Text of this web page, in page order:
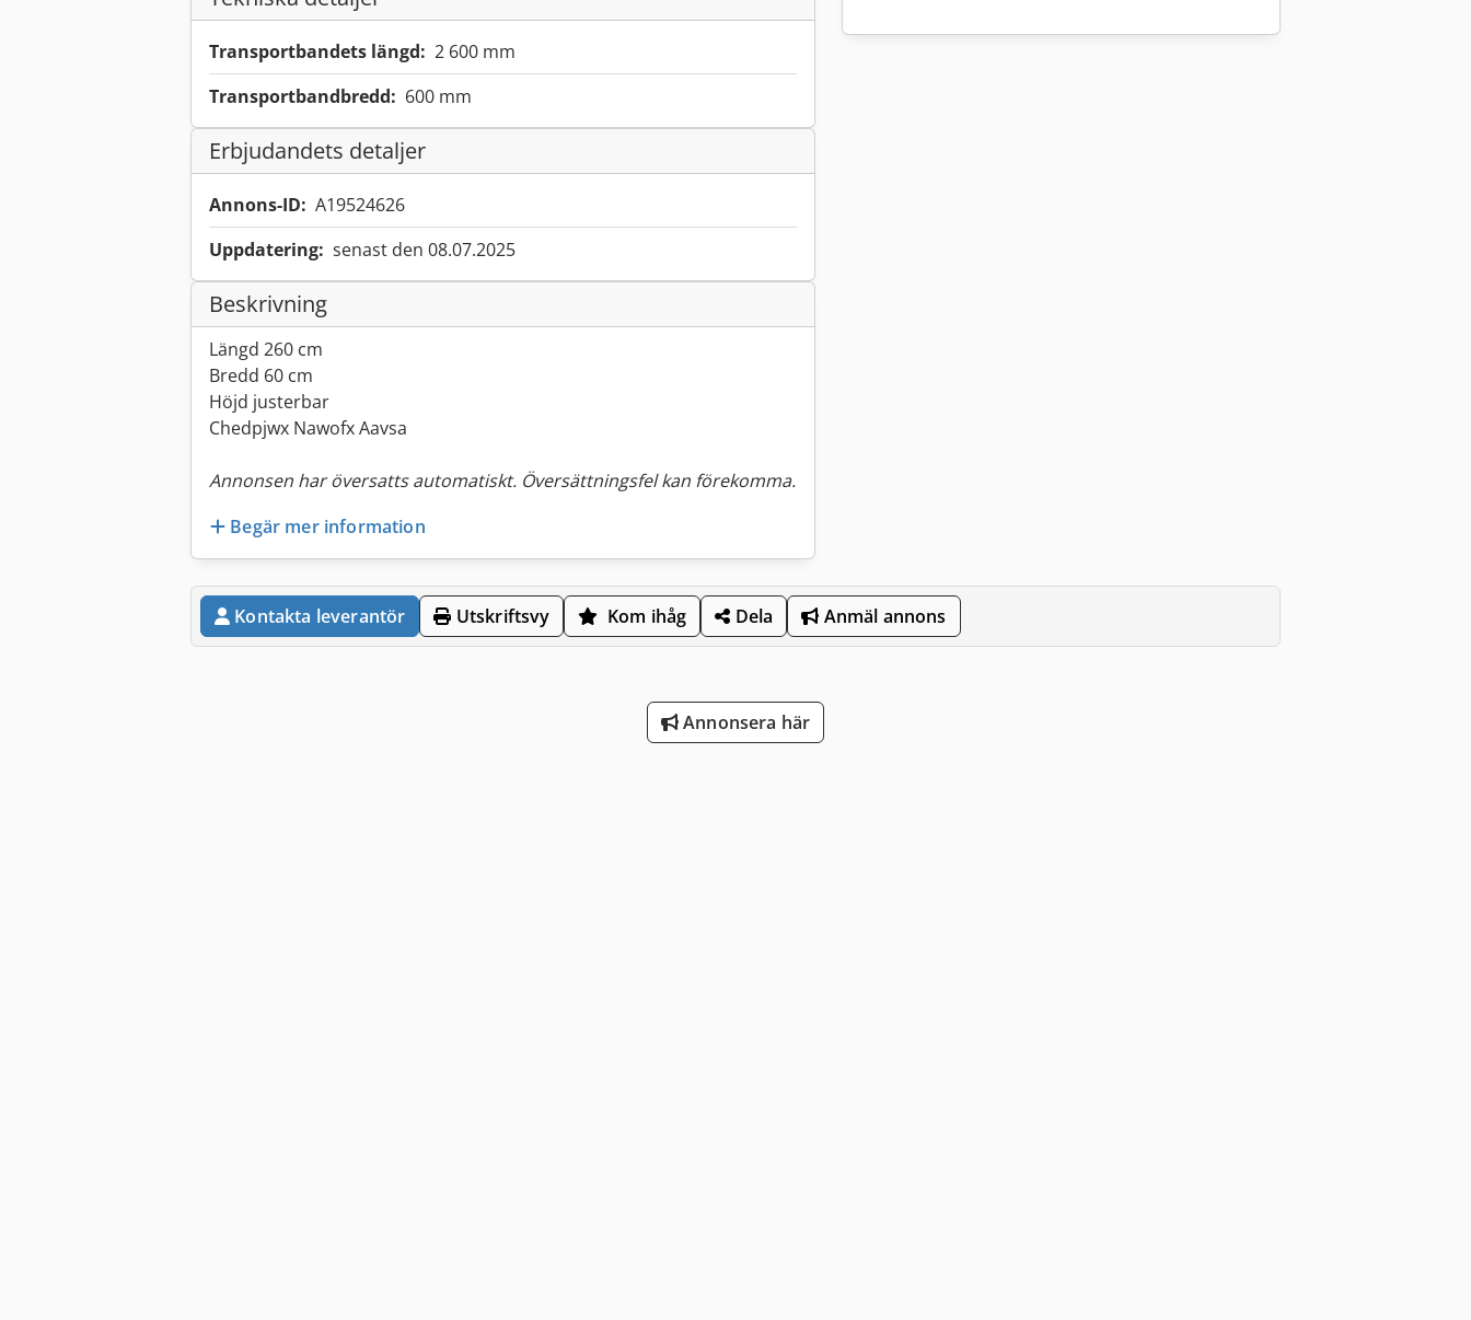
Transportbandets längd: 2 600 mm
Transportbandbredd: 600 mm
Erbjudandets detaljer
Annons-ID: A19524626
Uppdatering: senast den 08.07.2025
Beskrivning
Längd 260 cm
Bredd 60 cm
Höjd justerbar
Chedpjwx Nawofx Aavsa
Annonsen har översatts automatiskt. Översättningsfel kan förekomma.
Begär mer information
Kontakta leverantör Utskriftsvy Kom ihåg Dela Anmäl annons
Annonsera här